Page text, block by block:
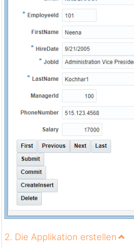
2. Die Applikation erstellen